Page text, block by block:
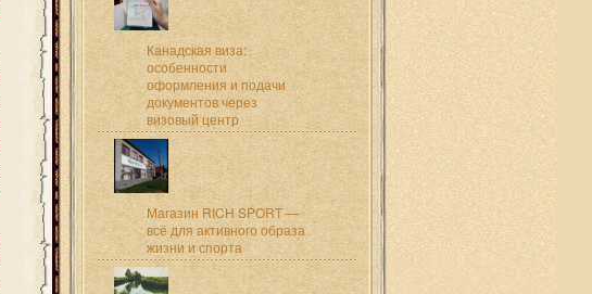
Канадская виза:
особенности
оформления и подачи
документов через
визовый центр
Магазин RICH SPORT —
всё для активного образа
жизни и спорта